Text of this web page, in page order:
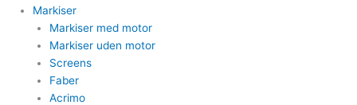
Markiser
Markiser med motor​
Markiser uden motor​
Screens
Faber
Acrimo​